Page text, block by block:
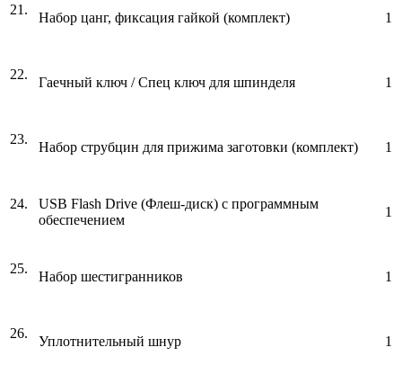
21.
Набор цанг, фиксация гайкой (комплект) 1
22.
Гаечный ключ / Спец ключ для шпинделя 1
23.
Набор струбцин для прижима заготовки (комплект) 1
24.
USB Flash Drive (Флеш-диск) с программным
обеспечением
1
25.
Набор шестигранников 1
26.
Уплотнительный шнур 1